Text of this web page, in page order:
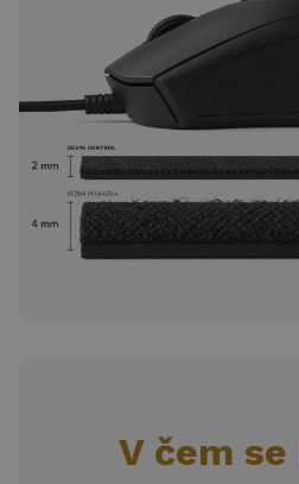
V čem se